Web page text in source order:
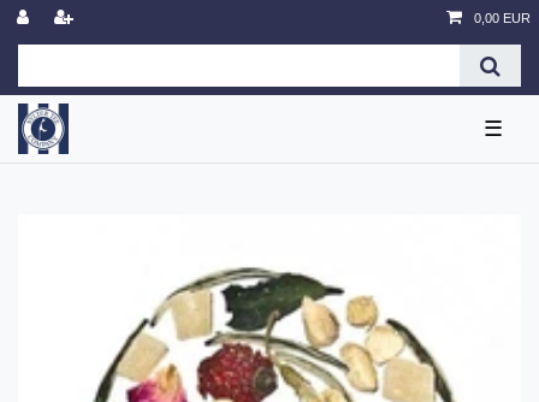
0,00 EUR
☰